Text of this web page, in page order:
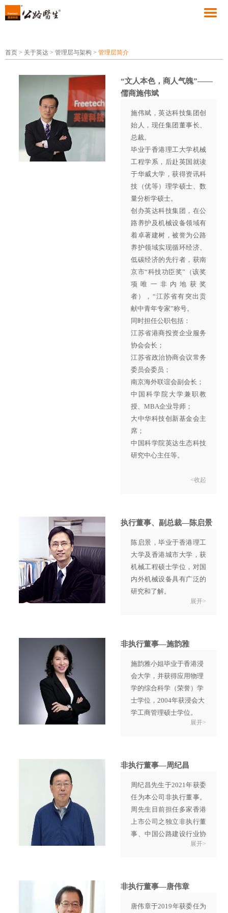
首页 > 关于英达 > 管理层与架构 > 管理层简介
“文人本色，商人气魄”——
儒商施伟斌
施伟斌，英达科技集团创
始人，现任集团董事长、
总裁。
毕业于香港理工大学机械
工程学系，后赴英国就读
于华威大学，获得资讯科
技（优等）理学硕士、数
量分析学硕士。
创办英达科技集团，在公
路养护及机械设备领域有
着卓著建树，被誉为公路
养护领域实现循环经济、
低碳经济的先行者，获南
京市“科技功臣奖”（该奖
项唯一非内地获奖
者），“江苏省有突出贡
献中青年专家”称号。
同时担任公职包括：
江苏省港商投资企业服务
协会会长；
江苏省政治协商会议常务
委员会委员；
南京海外联谊会副会长；
中国科学院大学兼职教
授、MBA企业导师；
大中华科技创新基金会主
席；
中国科学院英达生态科技
研究中心主任等。
<收起
执行董事、副总裁—陈启景
陈启景，毕业于香港理工
大学及香港城市大学，获
机械工程硕士学位，对国
内外机械设备具有广泛的
研究和了解。
1999年加入英达公司，现
自加盟英达以来，一直负
发工作，为公司产品和技
术保持行业领先地位做出
了卓越贡献。
展开>
非执行董事—施韵雅
施韵雅小姐毕业于香港浸
会大学，并获得应用物理
学的综合科学（荣誉）学
士学位，2004年获浸会大
学工商管理硕士学位。
施小姐于1996年加盟英达
年6月获委任为执行董
为非执行董事后辞任执行
董事职务。施小姐现任南
京市政协委员、集团公司
香港总部非执行董事，中
国内地子公司董事等。
施小姐自进入英达以来，
对提高英达资本的使用效
力有着重要的贡献。
展开>
非执行董事—周纪昌
周纪昌先生于2021年获委
任为本公司非执行董事。
周先生目前担任多家香港
上市公司之独立非执行董
事、中国公路建设行业协
会名誉理事长、中国人民
员。
设股份有限公司之董事会
展开>
非执行董事—唐伟章
唐伟章于2019年获委任为